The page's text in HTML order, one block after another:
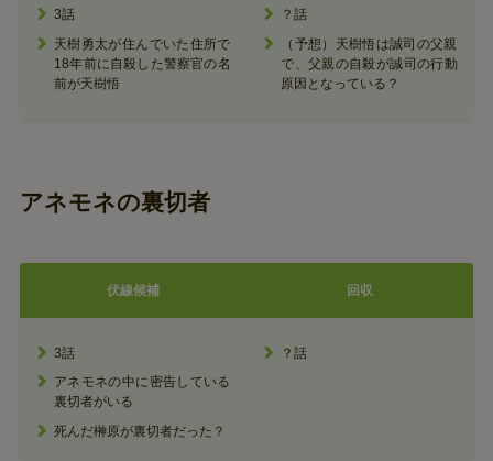
3話
天樹勇太が住んでいた住所で
18年前に自殺した警察官の名
前が天樹悟
？話
（予想）天樹悟は誠司の父親
で、父親の自殺が誠司の行動
原因となっている？
アネモネの裏切者
伏線候補 回収
3話
アネモネの中に密告している
裏切者がいる
死んだ榊原が裏切者だった？
？話